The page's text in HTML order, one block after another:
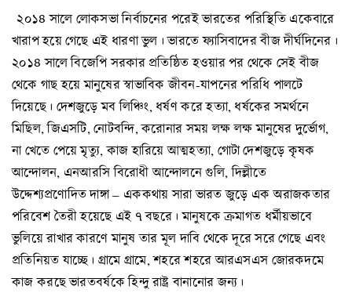
২০১৪ সালে লোকসভা নির্বাচনের পরেই ভারতের পরিস্থিতি একেবারে
খারাপ হয়ে গেছে এই ধারণা ভুল। ভারতে ফ্যাসিবাদের বীজ দীর্ঘদিনের।
২০১৪ সালে বিজেপি সরকার প্রতিষ্ঠিত হওয়ার পর থেকে সেই বীজ
থেকে গাছ হয়ে মানুষের স্বাভাবিক জীবন-যাপনের পরিধি পালটে
দিয়েছে। দেশজুড়ে মব লিঞ্চিং, ধর্ষণ করে হত্যা, ধর্ষকের সমর্থনে
মিছিল, জিএসটি, নোটবন্দি, করোনার সময় লক্ষ লক্ষ মানুষের দুর্ভোগ,
না খেতে পেয়ে মৃত্যু, কাজ হারিয়ে আত্মহত্যা, গোটা দেশজুড়ে কৃষক
আন্দোলন, এনআরসি বিরোধী আন্দোলনে গুলি, দিল্লীতে
উদ্দেশ্যপ্রণোদিত দাঙ্গা – এককথায় সারা ভারত জুড়ে এক অরাজকতার
পরিবেশ তৈরী হয়েছে এই ৭ বছরে। মানুষকে ক্রমাগত ধর্মীয়ভাবে
ভুলিয়ে রাখার কারণে মানুষ তার মূল দাবি থেকে দূরে সরে গেছে এবং
প্রতিনিয়ত যাচ্ছে। গ্রামে গ্রামে, শহরে শহরে আরএসএস জোরকদমে
কাজ করছে ভারতবর্ষকে হিন্দু রাষ্ট্র বানানোর জন্য।